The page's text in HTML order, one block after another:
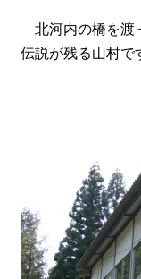
北河内の橋を渡
伝説が残る山村で